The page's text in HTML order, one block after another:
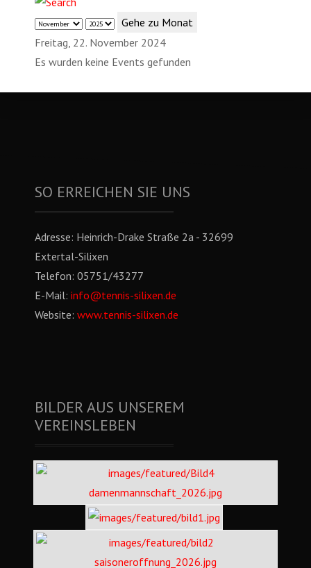
Gehe zu Monat
Freitag, 22. November 2024
Es wurden keine Events gefunden
SO ERREICHEN SIE UNS
Adresse: Heinrich-Drake Straße 2a - 32699
Extertal-Silixen
Telefon: 05751/43277
E-Mail: info@tennis-silixen.de
Website: www.tennis-silixen.de
BILDER AUS UNSEREM
VEREINSLEBEN